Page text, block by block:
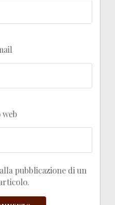
web
pubblicazione di un